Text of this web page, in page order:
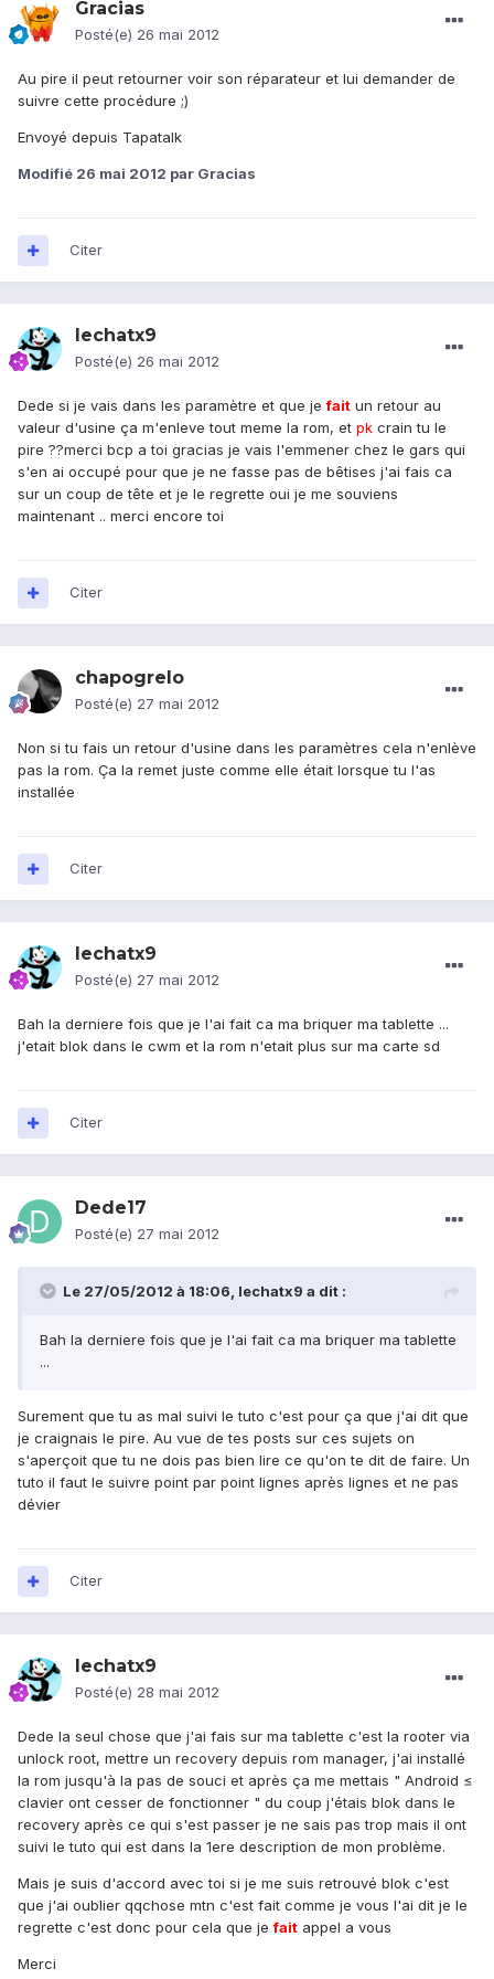
Gracias
Posté(e) 26 mai 2012
Au pire il peut retourner voir son réparateur et lui demander de
suivre cette procédure ;)
Envoyé depuis Tapatalk
Modifié 26 mai 2012 par Gracias
Citer
lechatx9
Posté(e) 26 mai 2012
Dede si je vais dans les paramètre et que jefait un retour au
valeur d'usine ça m'enleve tout meme la rom, et pk crain tu le
pire ??merci bcp a toi gracias je vais l'emmener chez le gars qui
s'en ai occupé pour que je ne fasse pas de bêtises j'ai fais ca
sur un coup de tête et je le regrette oui je me souviens
maintenant .. merci encore toi
Citer
chapogrelo
Posté(e) 27 mai 2012
Non si tu fais un retour d'usine dans les paramètres cela n'enlève
pas la rom. Ça la remet juste comme elle était lorsque tu l'as
installée
Citer
lechatx9
Posté(e) 27 mai 2012
Bah la derniere fois que je l'ai fait ca ma briquer ma tablette ...
j'etait blok dans le cwm et la rom n'etait plus sur ma carte sd
Citer
Dede17
Posté(e) 27 mai 2012
Le 27/05/2012 à 18:06, lechatx9 a dit :
Bah la derniere fois que je l'ai fait ca ma briquer ma tablette
...
Surement que tu as mal suivi le tuto c'est pour ça que j'ai dit que
je craignais le pire. Au vue de tes posts sur ces sujets on
s'aperçoit que tu ne dois pas bien lire ce qu'on te dit de faire. Un
tuto il faut le suivre point par point lignes après lignes et ne pas
dévier
Citer
lechatx9
Posté(e) 28 mai 2012
Dede la seul chose que j'ai fais sur ma tablette c'est la rooter via
unlock root, mettre un recovery depuis rom manager, j'ai installé
la rom jusqu'à la pas de souci et après ça me mettais " Android ≤
clavier ont cesser de fonctionner " du coup j'étais blok dans le
recovery après ce qui s'est passer je ne sais pas trop mais il ont
suivi le tuto qui est dans la 1ere description de mon problème.
Mais je suis d'accord avec toi si je me suis retrouvé blok c'est
que j'ai oublier qqchose mtn c'est fait comme je vous l'ai dit je le
regrette c'est donc pour cela que jefait appel a vous
Merci